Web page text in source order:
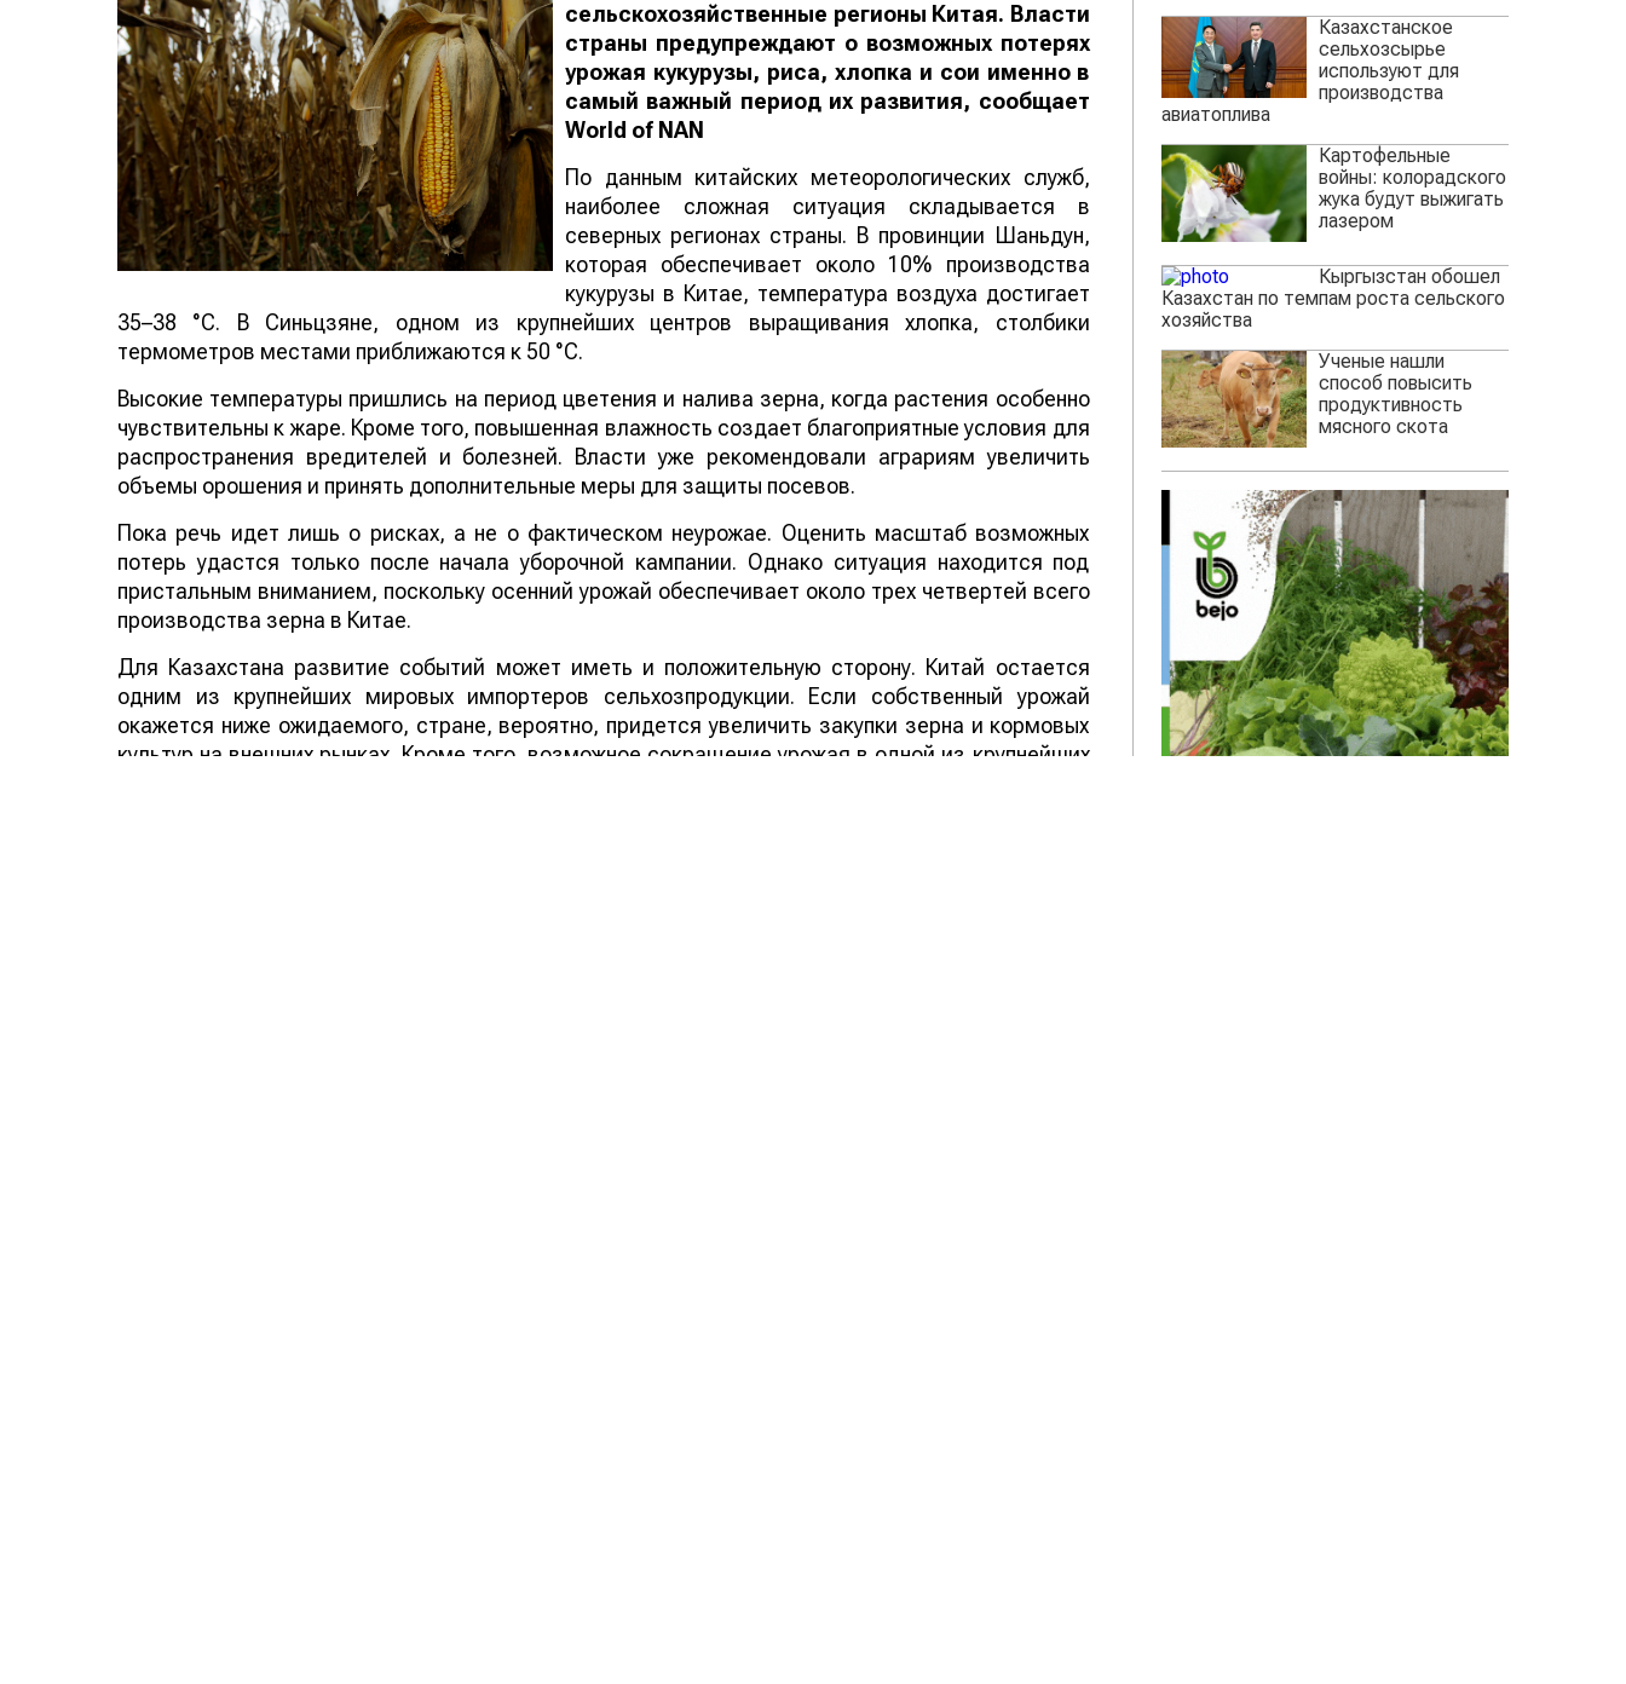
сельскохозяйственные регионы Китая. Власти
страны предупреждают о возможных потерях
урожая кукурузы, риса, хлопка и сои именно в
самый важный период их развития, сообщает
World of NAN
По данным китайских метеорологических служб,
наиболее сложная ситуация складывается в
северных регионах страны. В провинции Шаньдун,
которая обеспечивает около 10% производства
кукурузы в Китае, температура воздуха достигает
35–38 °C. В Синьцзяне, одном из крупнейших центров выращивания хлопка, столбики
термометров местами приближаются к 50 °C.
Высокие температуры пришлись на период цветения и налива зерна, когда растения особенно
чувствительны к жаре. Кроме того, повышенная влажность создает благоприятные условия для
распространения вредителей и болезней. Власти уже рекомендовали аграриям увеличить
объемы орошения и принять дополнительные меры для защиты посевов.
Пока речь идет лишь о рисках, а не о фактическом неурожае. Оценить масштаб возможных
потерь удастся только после начала уборочной кампании. Однако ситуация находится под
пристальным вниманием, поскольку осенний урожай обеспечивает около трех четвертей всего
производства зерна в Китае.
Для Казахстана развитие событий может иметь и положительную сторону. Китай остается
одним из крупнейших мировых импортеров сельхозпродукции. Если собственный урожай
окажется ниже ожидаемого, стране, вероятно, придется увеличить закупки зерна и кормовых
культур на внешних рынках. Кроме того, возможное сокращение урожая в одной из крупнейших
Казахстанское
сельхозсырье
используют для
производства
авиатоплива
Картофельные
войны: колорадского
жука будут выжигать
лазером
Кыргызстан обошел
Казахстан по темпам роста сельского
хозяйства
Ученые нашли
способ повысить
продуктивность
мясного скота